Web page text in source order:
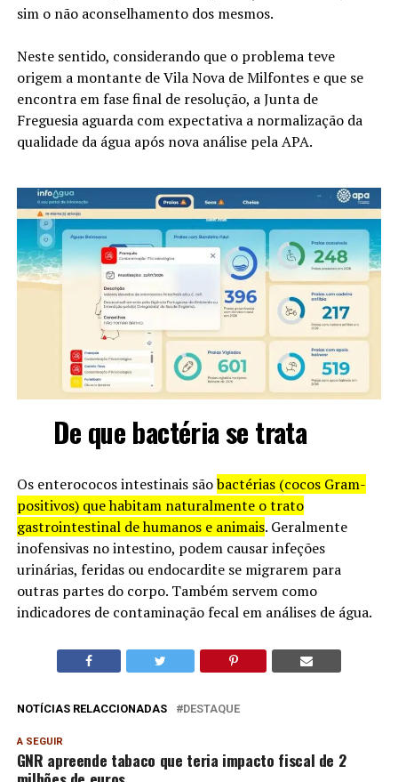
sim o não aconselhamento dos mesmos.
Neste sentido, considerando que o problema teve
origem a montante de Vila Nova de Milfontes e que se
encontra em fase final de resolução, a Junta de
Freguesia aguarda com expectativa a normalização da
qualidade da água após nova análise pela APA.
De que bactéria se trata
Os enterococos intestinais sãobactérias (cocos Gram-
positivos) que habitam naturalmente o trato
gastrointestinal de humanos e animais. Geralmente
inofensivas no intestino, podem causar infeções
urinárias, feridas ou endocardite se migrarem para
outras partes do corpo. Também servem como
indicadores de contaminação fecal em análises de água.
NOTÍCIAS RELACCIONADAS DESTAQUE
A SEGUIR
GNR apreende tabaco que teria impacto fiscal de 2